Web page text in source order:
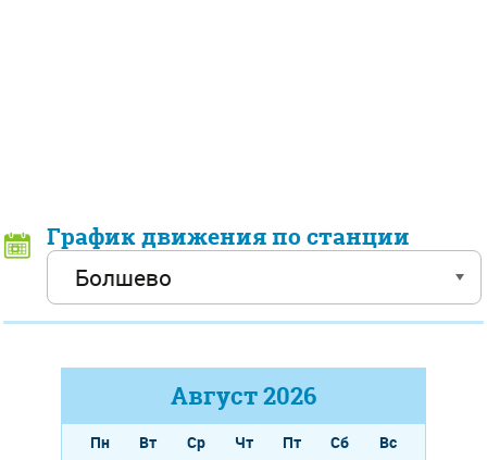
График движения по станции
Август2026
Пн Вт Ср Чт Пт Сб
Вс